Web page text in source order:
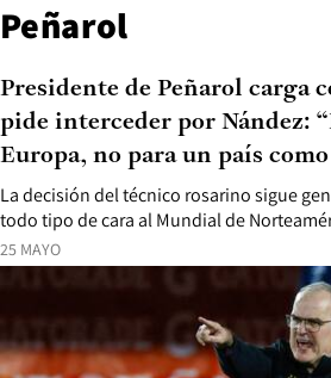
Peñarol
25 MAYO
La decisión del técnico rosarino sigue
todo tipo de cara al Mundial de
Presidente de Peñarol carga
pide interceder por Nández:
Europa, no para un país como